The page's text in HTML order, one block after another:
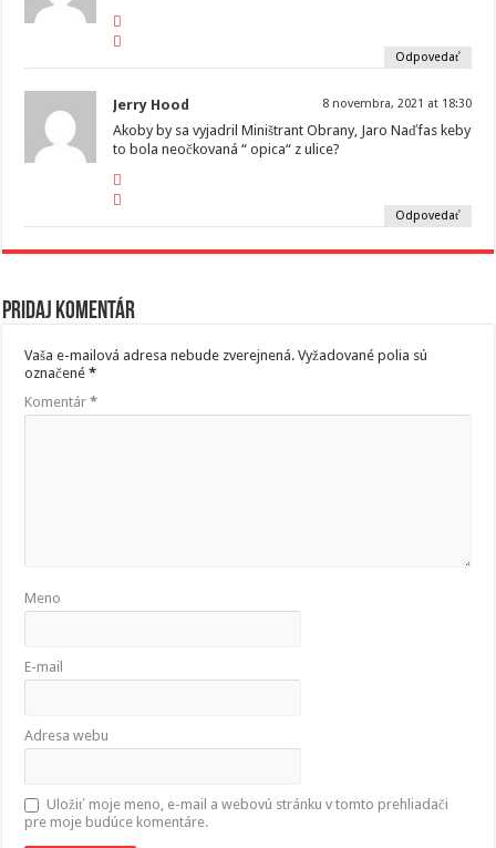
Odpovedať
Jerry Hood 8 novembra, 2021 at 18:30
Akoby by sa vyjadril Miništrant Obrany, Jaro Naďfas keby
to bola neočkovaná “ opica“ z ulice?
Odpovedať
Pridaj komentár
Vaša e-mailová adresa nebude zverejnená. Vyžadované polia sú
označené*
Komentár*
Meno
E-mail
Adresa webu
Uložiť moje meno, e-mail a webovú stránku v tomto prehliadači
pre moje budúce komentáre.